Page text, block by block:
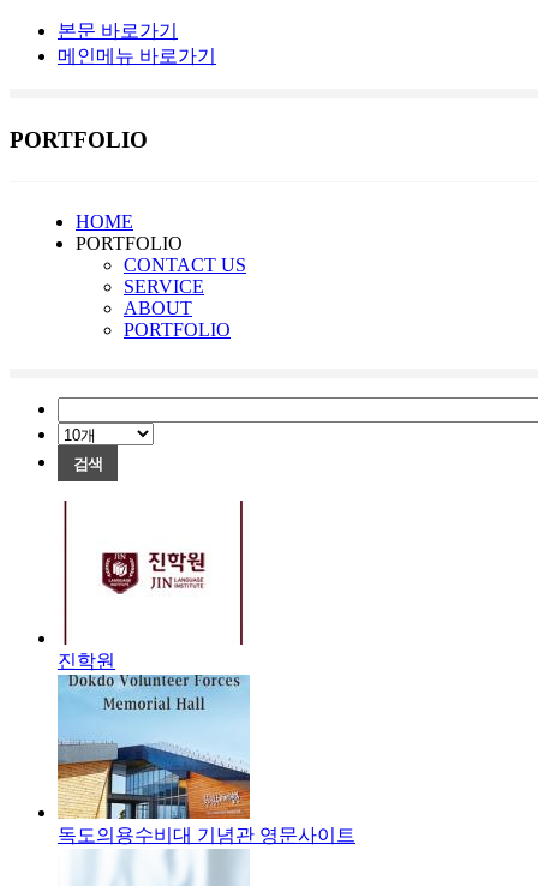
본문 바로가기
메인메뉴 바로가기
PORTFOLIO
HOME
PORTFOLIO
CONTACT US
SERVICE
ABOUT
PORTFOLIO
진학원
독도의용수비대 기념관 영문사이트